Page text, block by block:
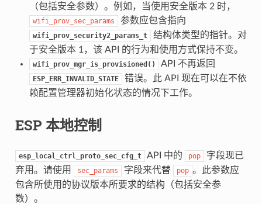
（包括安全参数）。例如，当使用安全版本 2 时，
wifi_prov_sec_params 参数应包含指向
wifi_prov_security2_params_t
结构体类型的指针。对
于安全版本 1，该 API 的行为和使用方式保持不变。
wifi_prov_mgr_is_provisioned() API 不再返回
ESP_ERR_INVALID_STATE
错误。此 API 现在可以在不依
赖配置管理器初始化状态的情况下工作。
ESP 本地控制
esp_local_ctrl_proto_sec_cfg_t API 中的 pop
字段现已
弃用。请使用
sec_params 字段来代替 pop 。此参数应
包含所使用的协议版本所要求的结构（包括安全参
数）。